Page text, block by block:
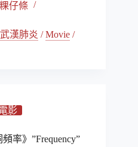
粿仔條
漢肺炎 /Movie /
影
率》”Frequency”